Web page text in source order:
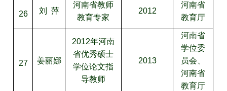
26 刘 萍
河南省教师
教育专家
2012
河南省
教育厅
27 姜丽娜
2012年河南
省优秀硕士
学位论文指
导教师
2013
河南省
学位委
员会、
河南省
教育厅